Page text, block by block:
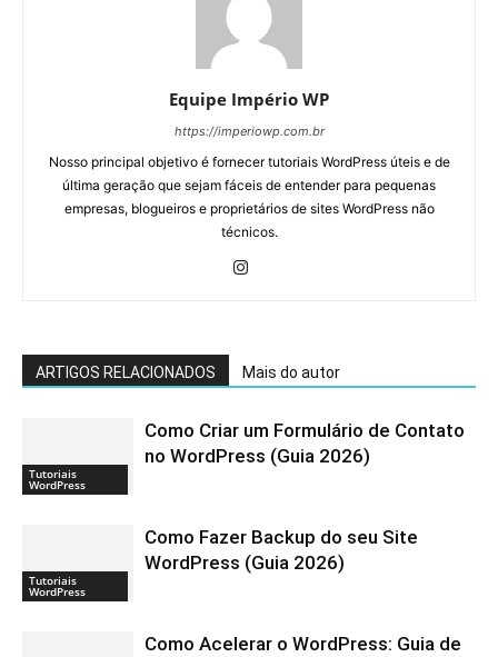
Equipe Império WP
https://imperiowp.com.br
Nosso principal objetivo é fornecer tutoriais WordPress úteis e de
última geração que sejam fáceis de entender para pequenas
empresas, blogueiros e proprietários de sites WordPress não
técnicos.
ARTIGOS RELACIONADOS Mais do autor
Tutoriais
WordPress
Como Criar um Formulário de Contato
no WordPress (Guia 2026)
Tutoriais
WordPress
Como Fazer Backup do seu Site
WordPress (Guia 2026)
Como Acelerar o WordPress: Guia de